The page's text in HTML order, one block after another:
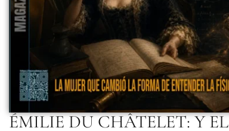
ÉMILIE DU CHÂTELET: Y EL